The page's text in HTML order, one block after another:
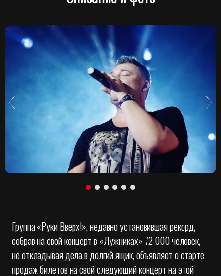
Группа «Руки Вверх!», недавно установившая рекорд,
собрав на свой концерт в «Лужниках» 72 000 человек,
не откладывая дела в долгий ящик, объявляет о старте
продаж билетов на свой следующий концерт на этой